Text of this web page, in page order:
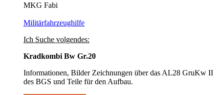
MKG Fabi
Militärfahrzeughilfe
Ich Suche volgendes:
Kradkombi Bw Gr.20
Informationen, Bilder Zeichnungen über das AL28 GruKw II
des BGS und Teile für den Aufbau.